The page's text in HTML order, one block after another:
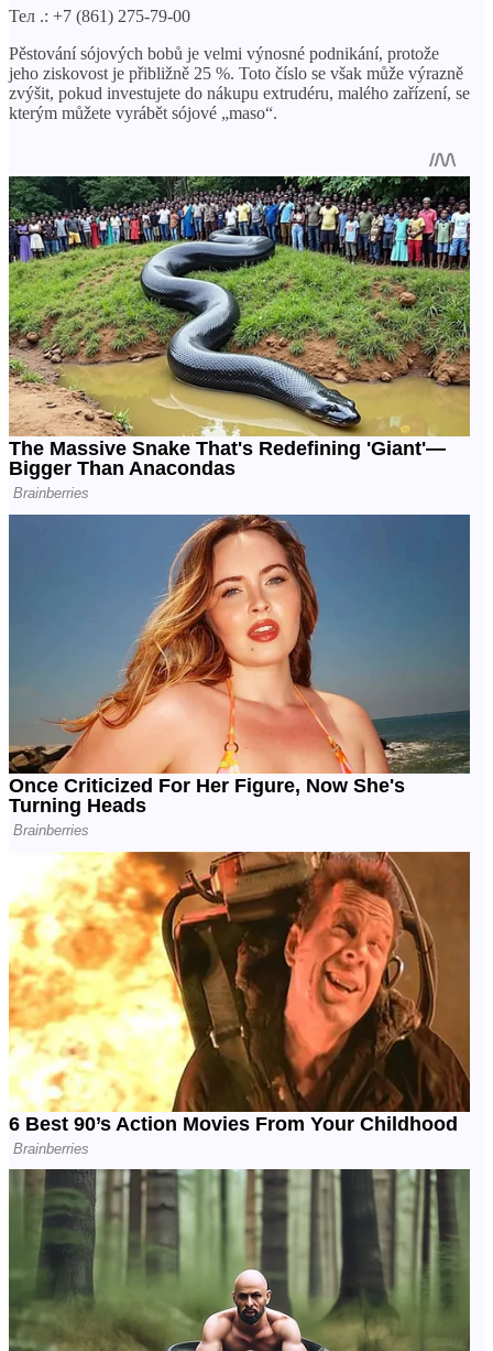
Тел .: +7 (861) 275-79-00
Pěstování sójových bobů je velmi výnosné podnikání, protože
jeho ziskovost je přibližně 25 %. Toto číslo se však může výrazně
zvýšit, pokud investujete do nákupu extrudéru, malého zařízení, se
kterým můžete vyrábět sójové „maso“.